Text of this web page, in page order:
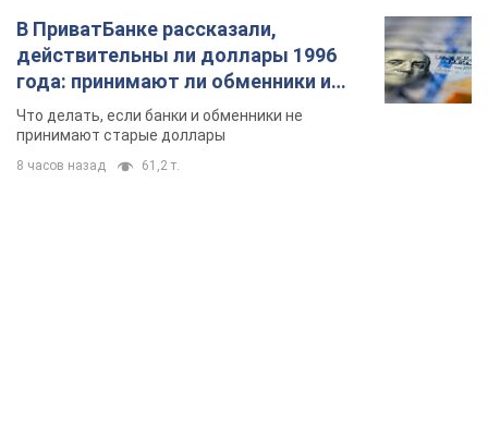
В ПриватБанке рассказали,
действительны ли доллары 1996
года: принимают ли обменники и
банки такие купюры
Что делать, если банки и обменники не
принимают старые доллары
8 часов назад 61,2 т.